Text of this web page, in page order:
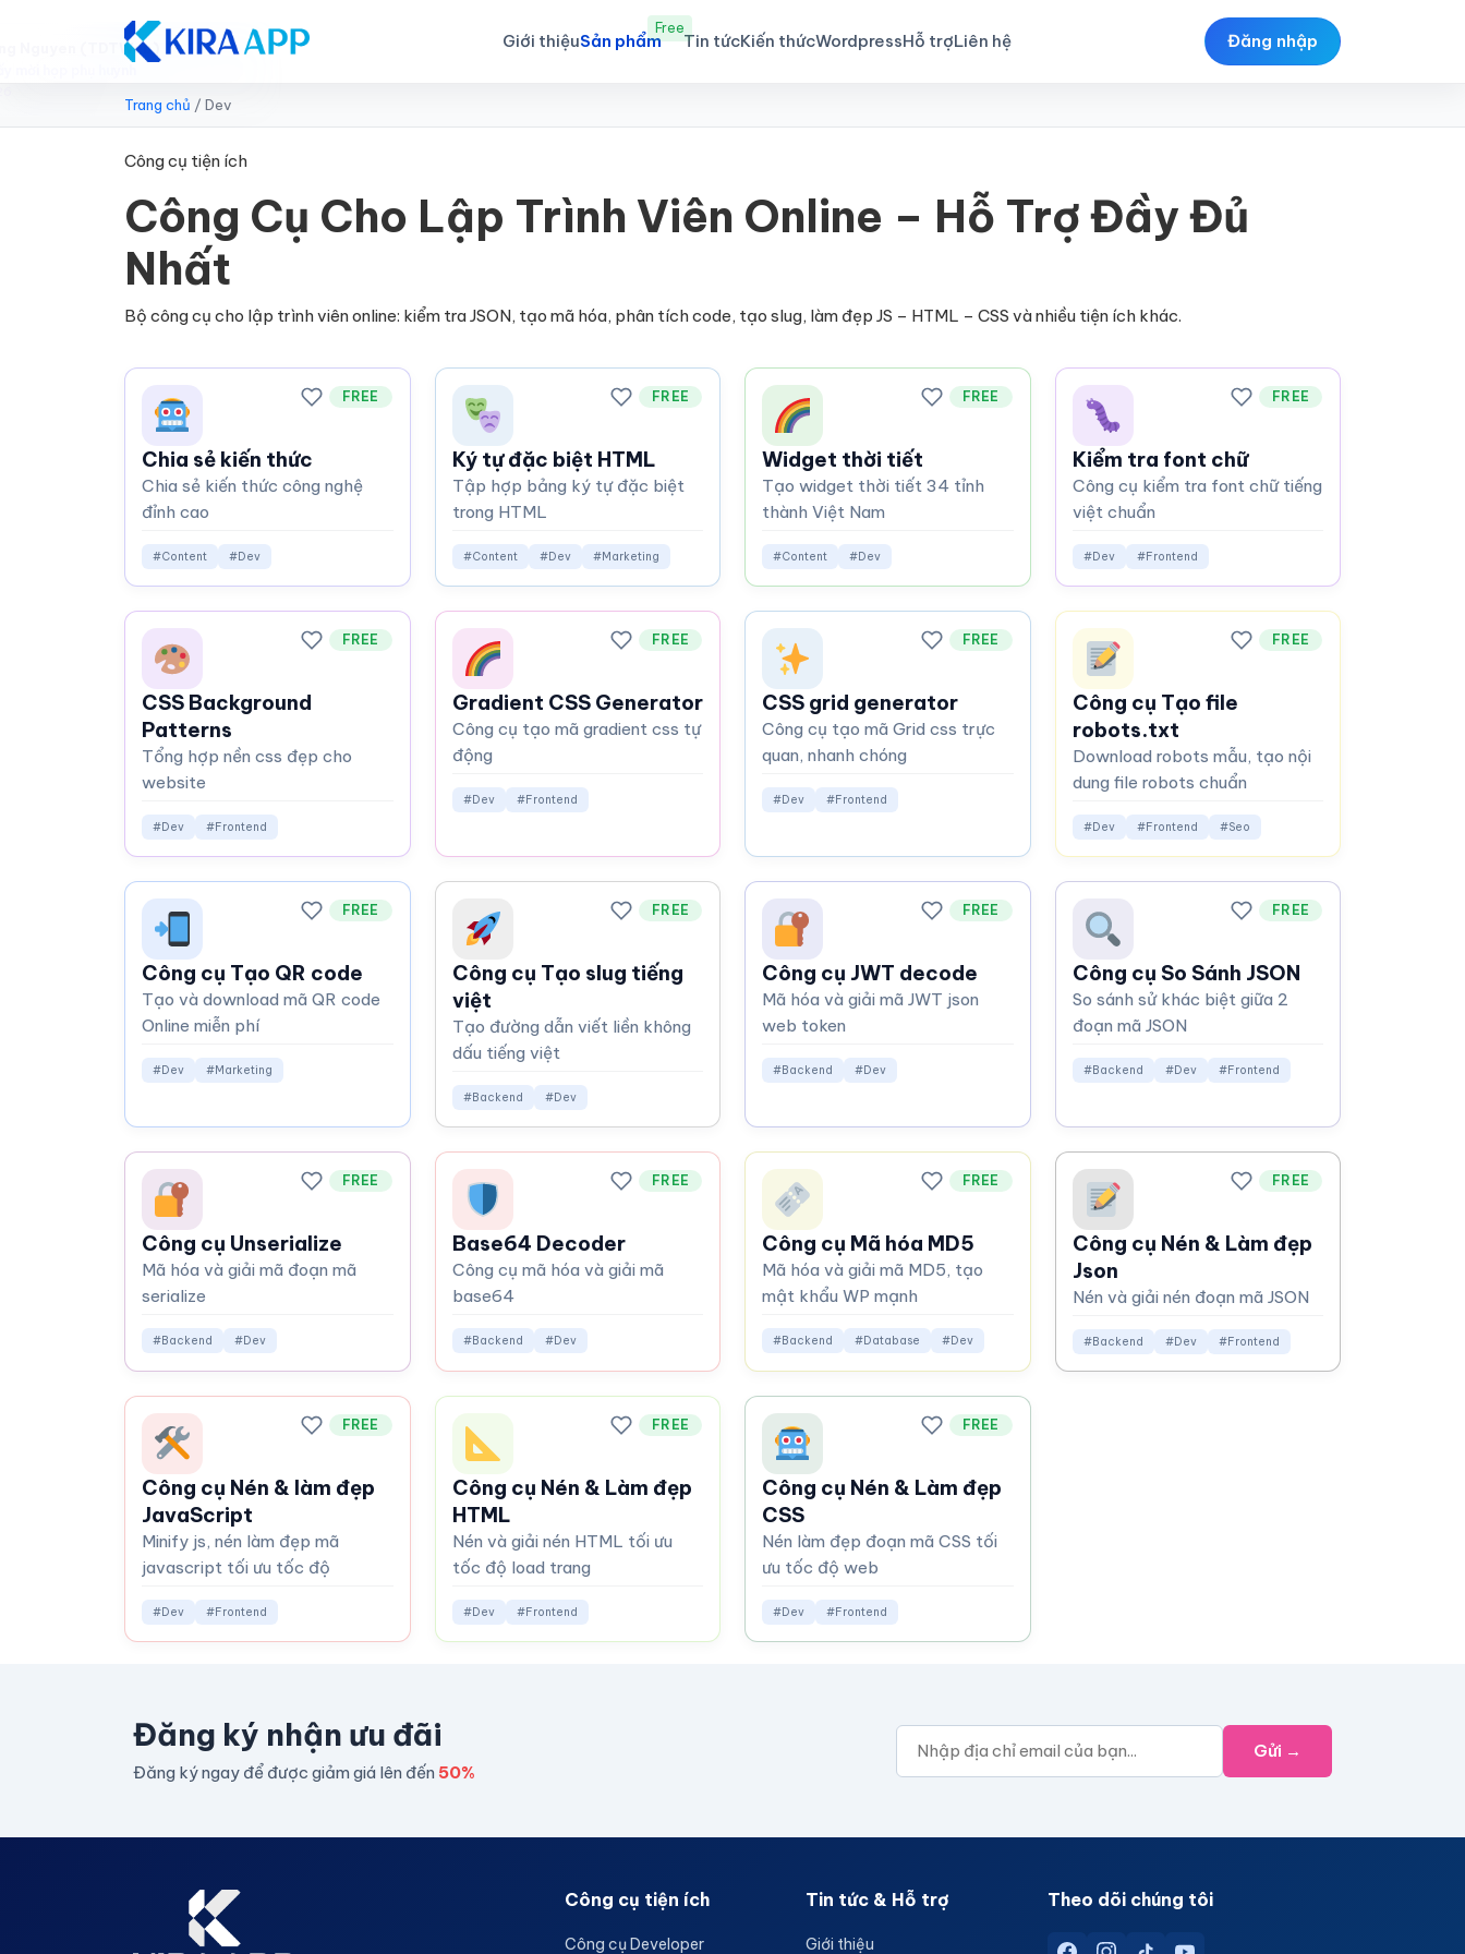
Giới thiệuSản phẩm
Free
Tin tứcKiến thứcWordpressHỗ trợLiên hệ Đăng nhập
Trang chủ / Dev
Công cụ tiện ích
Công Cụ Cho Lập Trình Viên Online – Hỗ Trợ Đầy Đủ
Nhất
Bộ công cụ cho lập trình viên online: kiểm tra JSON, tạo mã hóa, phân tích code, tạo slug, làm đẹp JS – HTML – CSS và nhiều tiện ích khác.
FREE
Chia sẻ kiến thức
Chia sẻ kiến thức công nghệ
đỉnh cao
#Content #Dev
FREE
Ký tự đặc biệt HTML
Tập hợp bảng ký tự đặc biệt
trong HTML
#Content #Dev #Marketing
FREE
Widget thời tiết
Tạo widget thời tiết 34 tỉnh
thành Việt Nam
#Content #Dev
FREE
Kiểm tra font chữ
Công cụ kiểm tra font chữ tiếng
việt chuẩn
#Dev #Frontend
FREE
CSS Background
Patterns
Tổng hợp nền css đẹp cho
website
#Dev #Frontend
FREE
Gradient CSS Generator
Công cụ tạo mã gradient css tự
động
#Dev #Frontend
FREE
CSS grid generator
Công cụ tạo mã Grid css trực
quan, nhanh chóng
#Dev #Frontend
FREE
Công cụ Tạo file
robots.txt
Download robots mẫu, tạo nội
dung file robots chuẩn
#Dev #Frontend #Seo
FREE
Công cụ Tạo QR code
Tạo và download mã QR code
Online miễn phí
#Dev #Marketing
FREE
Công cụ Tạo slug tiếng
việt
Tạo đường dẫn viết liền không
dấu tiếng việt
#Backend #Dev
FREE
Công cụ JWT decode
Mã hóa và giải mã JWT json
web token
#Backend #Dev
FREE
Công cụ So Sánh JSON
So sánh sử khác biệt giữa 2
đoạn mã JSON
#Backend #Dev #Frontend
FREE
Công cụ Unserialize
Mã hóa và giải mã đoạn mã
serialize
#Backend #Dev
FREE
Base64 Decoder
Công cụ mã hóa và giải mã
base64
#Backend #Dev
FREE
Công cụ Mã hóa MD5
Mã hóa và giải mã MD5, tạo
mật khẩu WP mạnh
#Backend #Database #Dev
FREE
Công cụ Nén & Làm đẹp
Json
Nén và giải nén đoạn mã JSON
#Backend #Dev #Frontend
FREE
Công cụ Nén & làm đẹp
JavaScript
Minify js, nén làm đẹp mã
javascript tối ưu tốc độ
#Dev #Frontend
FREE
Công cụ Nén & Làm đẹp
HTML
Nén và giải nén HTML tối ưu
tốc độ load trang
#Dev #Frontend
FREE
Công cụ Nén & Làm đẹp
CSS
Nén làm đẹp đoạn mã CSS tối
ưu tốc độ web
#Dev #Frontend
Đăng ký nhận ưu đãi
Đăng ký ngay để được giảm giá lên đến 50%
Gửi →
Công cụ tiện ích
Công cụ Developer
Tin tức & Hỗ trợ
Giới thiệu
Theo dõi chúng tôi